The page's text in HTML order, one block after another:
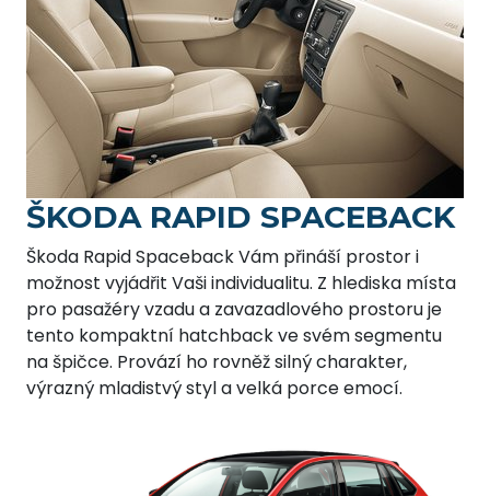
ŠKODA RAPID SPACEBACK
Škoda Rapid Spaceback Vám přináší prostor i
možnost vyjádřit Vaši individualitu. Z hlediska místa
pro pasažéry vzadu a zavazadlového prostoru je
tento kompaktní hatchback ve svém segmentu
na špičce. Provází ho rovněž silný charakter,
výrazný mladistvý styl a velká porce emocí.